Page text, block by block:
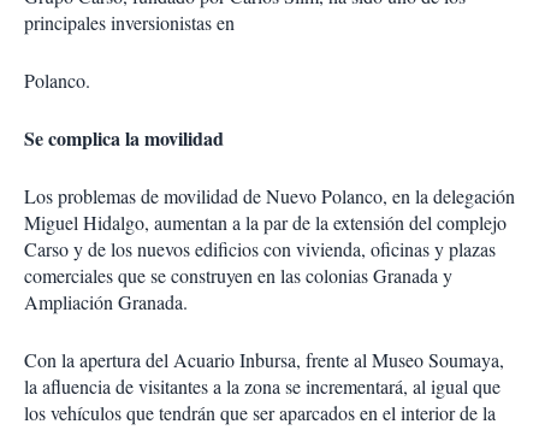
principales inversionistas en
Polanco.
Se complica la movilidad
Los problemas de movilidad de Nuevo Polanco, en la delegación
Miguel Hidalgo, aumentan a la par de la extensión del complejo
Carso y de los nuevos edificios con vivienda, oficinas y plazas
comerciales que se construyen en las colonias Granada y
Ampliación Granada.
Con la apertura del Acuario Inbursa, frente al Museo Soumaya,
la afluencia de visitantes a la zona se incrementará, al igual que
los vehículos que tendrán que ser aparcados en el interior de la